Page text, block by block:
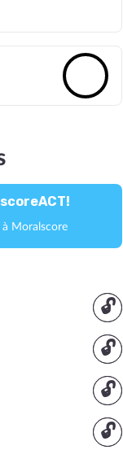
Moralscore
🔓
🔓
🔓
🔓